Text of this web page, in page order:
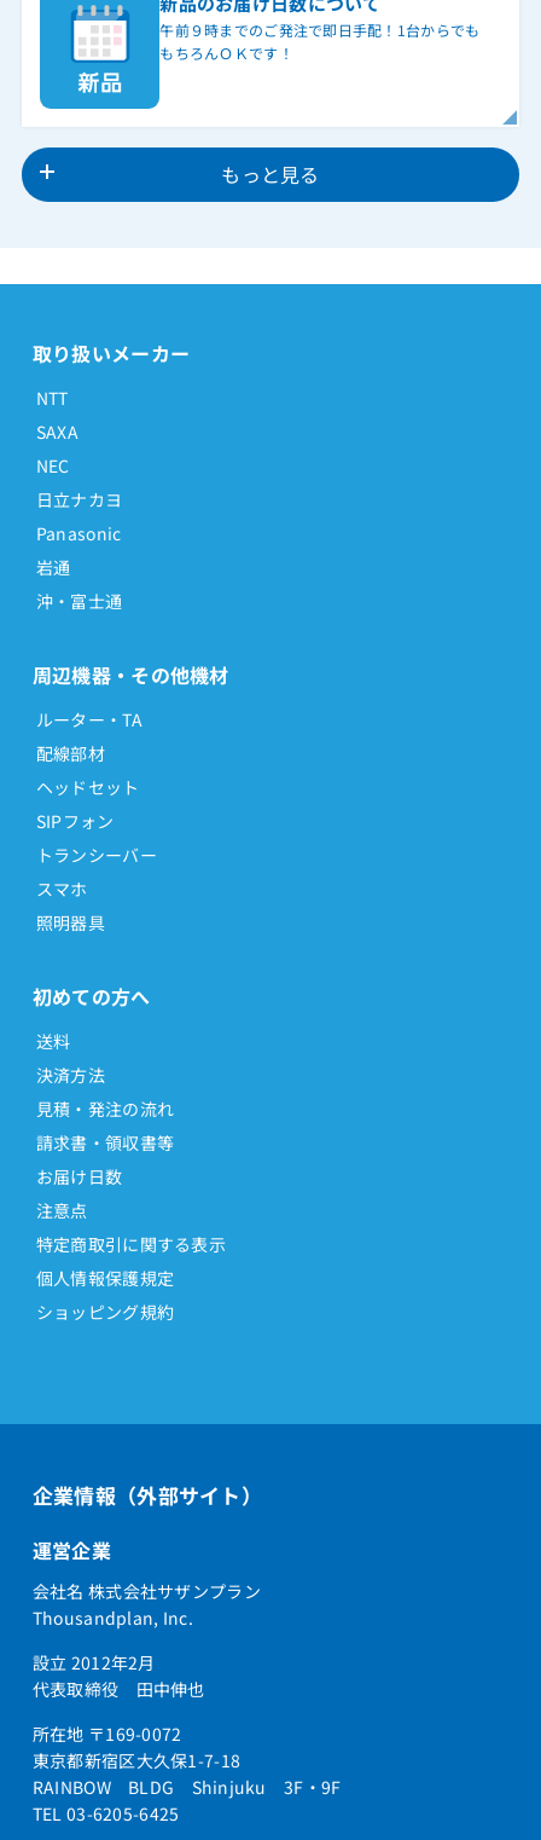
午前９時までのご発注で即日手配！1台からでも
もちろんＯＫです！
もっと見る
取り扱いメーカー
NTT
SAXA
NEC
日立ナカヨ
Panasonic
岩通
沖・富士通
周辺機器・その他機材
ルーター・TA
配線部材
ヘッドセット
SIPフォン
トランシーバー
スマホ
照明器具
初めての方へ
送料
決済方法
見積・発注の流れ
請求書・領収書等
お届け日数
注意点
特定商取引に関する表示
個人情報保護規定
ショッピング規約
企業情報（外部サイト）
運営企業
会社名 株式会社サザンプラン
Thousandplan, Inc.
設立 2012年2月
代表取締役 田中伸也
所在地 〒169-0072
東京都新宿区大久保1-7-18
RAINBOW BLDG Shinjuku 3F・9F
TEL 03-6205-6425